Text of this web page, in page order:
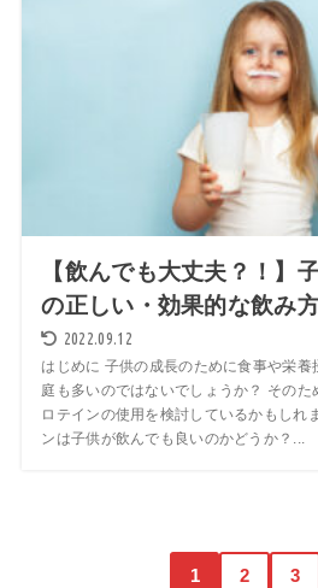
【飲んでも大丈夫？！】
の正しい・効果的な飲み
2022.09.12
はじめに 子供の成長のために食事や栄養
庭も多いのではないでしょうか？ その
ロテインの使用を検討しているかもしれ
ンは子供が飲んでも良いのかどうか？...
1 2 3